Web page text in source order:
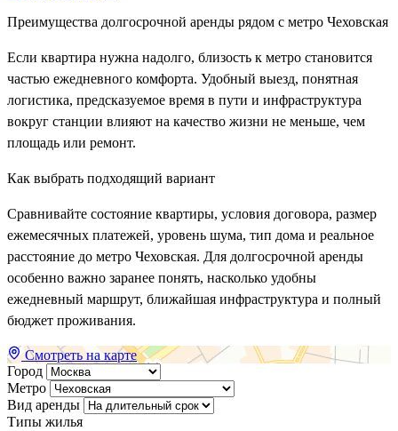
Преимущества долгосрочной аренды рядом с метро Чеховская
Если квартира нужна надолго, близость к метро становится
частью ежедневного комфорта. Удобный выезд, понятная
логистика, предсказуемое время в пути и инфраструктура
вокруг станции влияют на качество жизни не меньше, чем
площадь или ремонт.
Как выбрать подходящий вариант
Сравнивайте состояние квартиры, условия договора, размер
ежемесячных платежей, уровень шума, тип дома и реальное
расстояние до метро Чеховская. Для долгосрочной аренды
особенно важно заранее понять, насколько удобны
ежедневный маршрут, ближайшая инфраструктура и полный
бюджет проживания.
Смотреть на карте
Город
Метро
Вид аренды
Типы жилья